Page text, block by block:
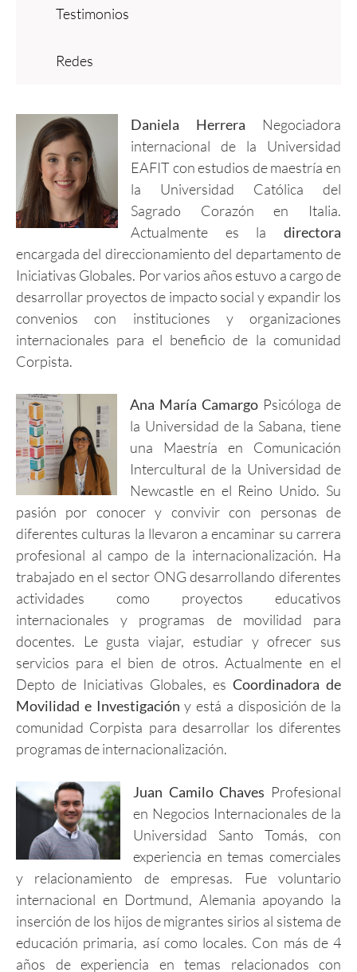
Testimonios
Redes
Daniela Herrera Negociadora
internacional de la Universidad
EAFIT con estudios de maestría en
la Universidad Católica del
Sagrado Corazón en Italia.
Actualmente es la directora
encargada del direccionamiento del departamento de
Iniciativas Globales. Por varios años estuvo a cargo de
desarrollar proyectos de impacto social y expandir los
convenios con instituciones y organizaciones
internacionales para el beneficio de la comunidad
Corpista.
Ana María Camargo Psicóloga de
la Universidad de la Sabana, tiene
una Maestría en Comunicación
Intercultural de la Universidad de
Newcastle en el Reino Unido. Su
pasión por conocer y convivir con personas de
diferentes culturas la llevaron a encaminar su carrera
profesional al campo de la internacionalización. Ha
trabajado en el sector ONG desarrollando diferentes
actividades como proyectos educativos
internacionales y programas de movilidad para
docentes. Le gusta viajar, estudiar y ofrecer sus
servicios para el bien de otros. Actualmente en el
Depto de Iniciativas Globales, es Coordinadora de
Movilidad e Investigación y está a disposición de la
comunidad Corpista para desarrollar los diferentes
programas de internacionalización.
Juan Camilo Chaves Profesional
en Negocios Internacionales de la
Universidad Santo Tomás, con
experiencia en temas comerciales
y relacionamiento de empresas. Fue voluntario
internacional en Dortmund, Alemania apoyando la
inserción de los hijos de migrantes sirios al sistema de
educación primaria, así como locales. Con más de 4
años de experiencia en temas relacionados con